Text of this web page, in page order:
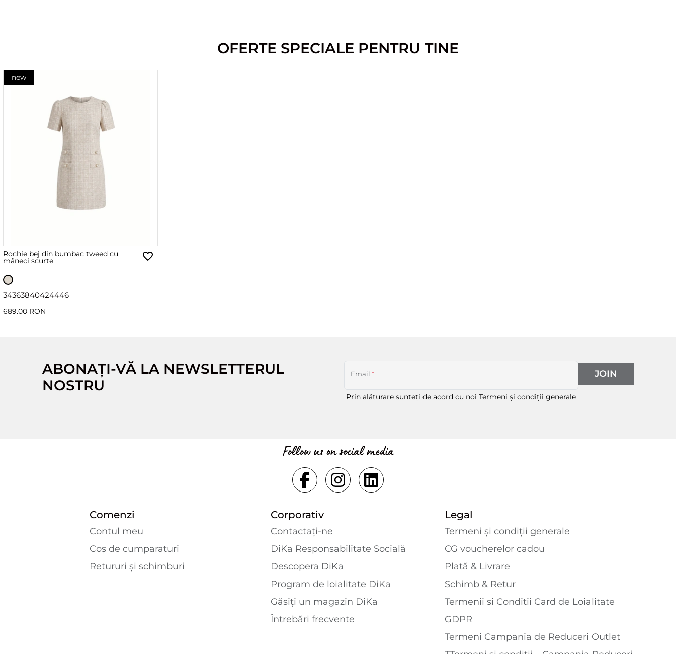
OFERTE SPECIALE PENTRU TINE
new
Rochie bej din bumbac tweed cu
mâneci scurte
34363840424446
689.00 RON
ABONAȚI-VĂ LA NEWSLETTERUL
NOSTRU
Email *
Prin alăturare sunteți de acord cu noi Termeni și condiții generale
JOIN
Follow us on social media
Comenzi
Contul meu
Coș de cumparaturi
Retururi și schimburi
Corporativ
Contactaţi-ne
DiKa Responsabilitate Socială
Descopera DiKa
Program de loialitate DiKa
Găsiți un magazin DiKa
Întrebări frecvente
Legal
Termeni și condiții generale
CG voucherelor cadou
Plată & Livrare
Schimb & Retur
Termenii si Conditii Card de Loialitate
GDPR
Termeni Campania de Reduceri Outlet